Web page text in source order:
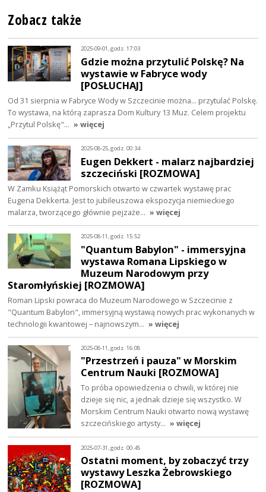
Zobacz także
2025-09-01, godz. 17:03
Gdzie można przytulić Polskę? Na
wystawie w Fabryce wody
[POSŁUCHAJ]
Od 31 sierpnia w Fabryce Wody w Szczecinie można... przytulać Polskę.
To wystawa, na którą zaprasza Dom Kultury 13 Muz. Celem projektu
„Przytul Polskę"… » więcej
2025-08-25, godz. 00:34
Eugen Dekkert - malarz najbardziej
szczeciński [ROZMOWA]
W Zamku Książąt Pomorskich otwarto w czwartek wystawę prac
Eugena Dekkerta. Jest to jubileuszowa ekspozycja niemieckiego
malarza, tworzącego głównie pejzaże… » więcej
2025-08-11, godz. 15:52
"Quantum Babylon" - immersyjna
wystawa Romana Lipskiego w
Muzeum Narodowym przy
Staromłyńskiej [ROZMOWA]
Roman Lipski powraca do Muzeum Narodowego w Szczecinie z
"Quantum Babylon", immersyjną wystawą nowych prac wykonanych w
technologii kwantowej – najnowszym… » więcej
2025-08-11, godz. 16:08
"Przestrzeń i pauza" w Morskim
Centrum Nauki [ROZMOWA]
To próba opowiedzenia o chwili, w której nie
dzieje się nic, a jednak dzieje się wszystko. W
Morskim Centrum Nauki otwarto nową wystawę
szczecińskiego artysty… » więcej
2025-07-31, godz. 00:45
Ostatni moment, by zobaczyć trzy
wystawy Leszka Żebrowskiego
[ROZMOWA]